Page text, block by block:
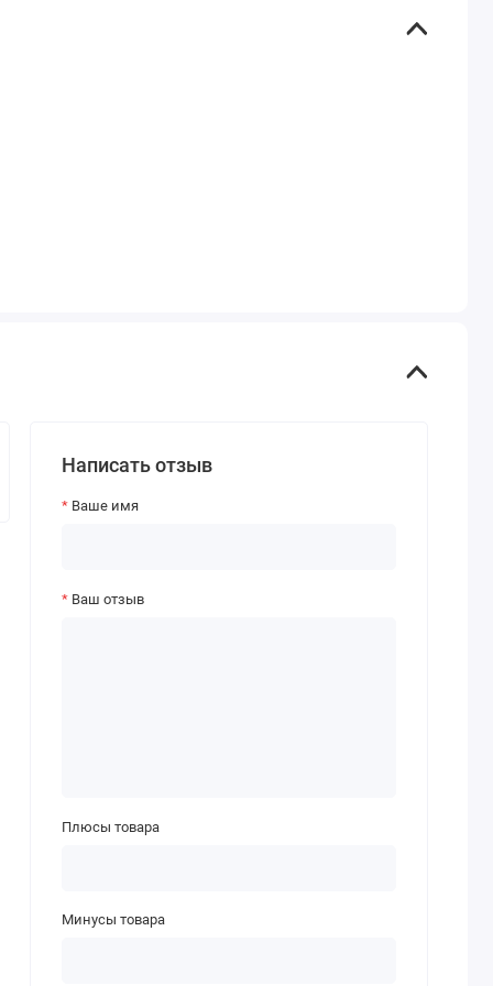
Написать отзыв
Ваше имя
Ваш отзыв
Плюсы товара
Минусы товара